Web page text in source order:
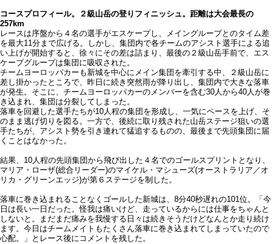
コースプロフィール。２級山岳の登りフィニッシュ。距離は大会最長の
257km
レースは序盤から４名の選手がエスケープし、メイングループとのタイム差
を最大11分まで広げる。しかし、集団内で各チームのアシスト選手による追
い上げが開始すると、徐々にその差は詰まり、最後の２級山岳手前で、エス
ケープグループは集団に吸収された。
チームヨーロッパカーも新城を中心にメイン集団を牽引する中、２級山岳に
差し掛かったところで、昨日に続き突然雨が降り出し、集団内で大きな落車
が発生。そこに、チームヨーロッパカーのメンバーを含む30人から40人が巻
き込まれ、集団は分裂してしまった。
落車を回避した選手たちが10人程の集団を形成し、一気にペースを上げ、そ
のまま逃げ切りを図る。一方で、後続に取り残された山岳ステージ狙いの選
手たちが、アシスト勢を引き連れて猛追するものの、最後まで先頭集団に届
くことはなかった。
結果、10人程の先頭集団から飛び出した４名でのゴールスプリントとなり、
マリア・ローザ(総合リーダー)のマイケル・マシューズ(オーストラリア／オ
リカ・グリーンエッジ)が第６ステージを制した。
落車に巻き込まれることなくゴールした新城は、8分40秒遅れの101位。「今
日は長い一日だった。怪我は痛いけど、走っているからには仕事をちゃんと
しないと。まだまだ痛みを我慢する日々は続きそうだけどなんとか走り続け
ます。今日はチームメイトもたくさん落車に巻き込まれてしまっていたので
心配。」とレース後にコメントを残した。